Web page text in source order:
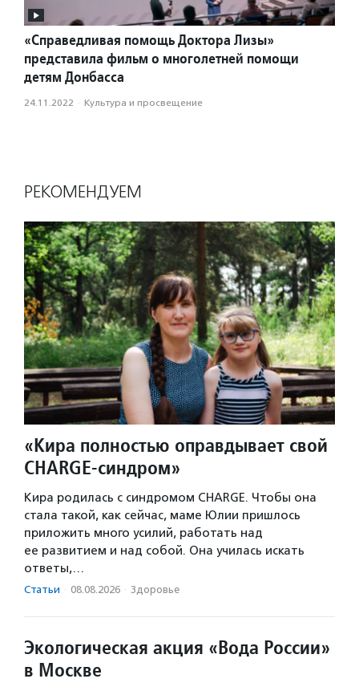
«Справедливая помощь Доктора Лизы»
представила фильм о многолетней помощи
детям Донбасса
24.11.2022 · Культура и просвещение
РЕКОМЕНДУЕМ
«Кира полностью оправдывает свой
CHARGE-синдром»
Кира родилась с синдромом CHARGE. Чтобы она
стала такой, как сейчас, маме Юлии пришлось
приложить много усилий, работать над
ее развитием и над собой. Она училась искать
ответы,…
Статьи · 08.08.2026 · Здоровье
Экологическая акция «Вода России»
в Москве